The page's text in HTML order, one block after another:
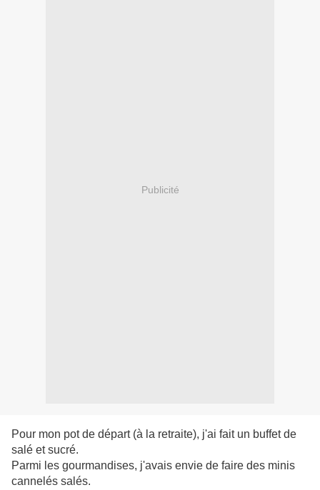
Publicité
Pour mon pot de départ (à la retraite), j'ai fait un buffet de
salé et sucré.
Parmi les gourmandises, j'avais envie de faire des minis
cannelés salés.